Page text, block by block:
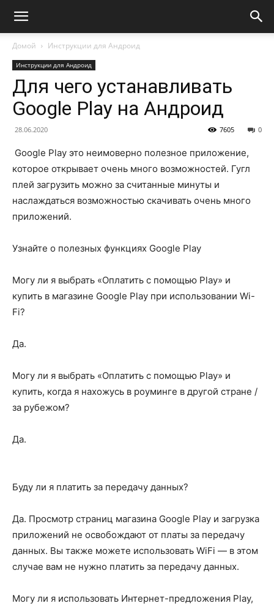
Домой Инструкции для Андроид
Инструкции для Андроид
Для чего устанавливать
Google Play на Андроид
28.06.2020 0
7605
Google Play это неимоверно полезное приложение,
которое открывает очень много возможностей. Гугл
плей загрузить можно за считанные минуты и
наслаждаться возможностью скачивать очень много
приложений.
Узнайте о полезных функциях Google Play
Могу ли я выбрать «Оплатить с помощью Play» и
купить в магазине Google Play при использовании Wi-
Fi?
Да.
Могу ли я выбрать «Оплатить с помощью Play» и
купить, когда я нахожусь в роуминге в другой стране /
за рубежом?
Да.
Буду ли я платить за передачу данных?
Да. Просмотр страниц магазина Google Play и загрузка
приложений не освобождают от платы за передачу
данных. Вы также можете использовать WiFi — в этом
случае вам не нужно платить за передачу данных.
Могу ли я использовать Интернет-предложения Play,